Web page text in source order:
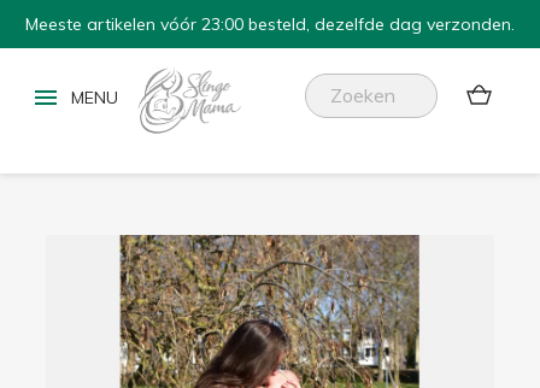
Meeste artikelen vóór 23:00 besteld, dezelfde dag verzonden.
